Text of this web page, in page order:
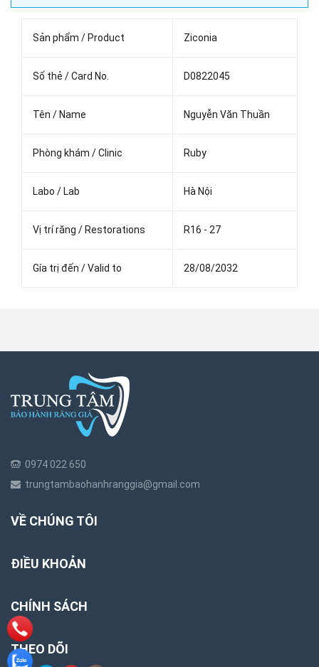
Sản phẩm / Product Ziconia
Số thẻ / Card No. D0822045
Tên / Name Nguyễn Văn Thuần
Phòng khám / Clinic Ruby
Labo / Lab Hà Nội
Vị trí răng / Restorations R16 - 27
Gía trị đến / Valid to 28/08/2032
0974 022 650
trungtambaohanhranggia@gmail.com
VỀ CHÚNG TÔI
ĐIỀU KHOẢN
CHÍNH SÁCH
THEO DÕI